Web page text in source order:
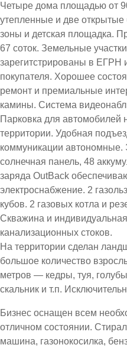
Четыре дома площадью от
утепленные и две
зоны и детская площадка.
67 соток. Земельные
зарегитстрированы в ЕГРН
покупателя. Хорошее
ремонт и премиальные
камины. Система
Парковка для автомобилей
территории. Удобная
коммуникации автономные.
солнечная панель, 48
заряда OutBack
электроснабжение. 2
кубов. 2 газовых котла и
Скважина и
канализационных стоков.
На территории сделан
большое количество
метров — кедры, туя,
скальник и т.п.
Бизнес оснащен всем
отличном состоянии.
машина, газонокосилка,